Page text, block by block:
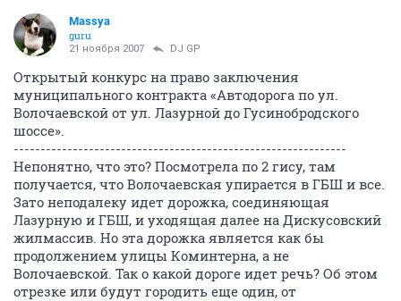
Massya
guru
21 ноября 2007 DJ GP
Открытый конкурс на право заключения
муниципального контракта «Автодорога по ул.
Волочаевской от ул. Лазурной до Гусинобродского
шоссе».
--------------------------------------------------------------
Непонятно, что это? Посмотрела по 2 гису, там
получается, что Волочаевская упирается в ГБШ и все.
Зато неподалеку идет дорожка, соединяющая
Лазурную и ГБШ, и уходящая далее на Дискусовский
жилмассив. Но эта дорожка является как бы
продолжением улицы Коминтерна, а не
Волочаевской. Так о какой дороге идет речь? Об этом
отрезке или будут городить еще один, от